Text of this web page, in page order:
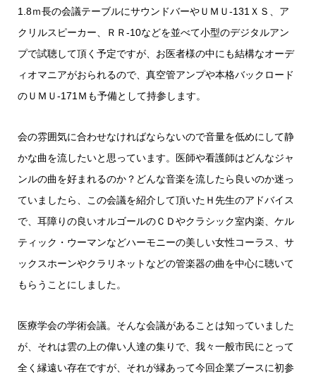
1.8ｍ長の会議テーブルにサウンドバーやＵＭＵ-131ＸＳ、ア
クリルスピーカー、ＲＲ-10などを並べて小型のデジタルアン
プで試聴して頂く予定ですが、お医者様の中にも結構なオーデ
ィオマニアがおられるので、真空管アンプや本格バックロード
のＵＭＵ-171Ｍも予備として持参します。
会の雰囲気に合わせなければならないので音量を低めにして静
かな曲を流したいと思っています。医師や看護師はどんなジャ
ンルの曲を好まれるのか？どんな音楽を流したら良いのか迷っ
ていましたら、この会議を紹介して頂いたＨ先生のアドバイス
で、耳障りの良いオルゴールのＣＤやクラシック室内楽、ケル
ティック・ウーマンなどハーモニーの美しい女性コーラス、サ
ックスホーンやクラリネットなどの管楽器の曲を中心に聴いて
もらうことにしました。
医療学会の学術会議。そんな会議があることは知っていました
が、それは雲の上の偉い人達の集りで、我々一般市民にとって
全く縁遠い存在ですが、それが縁あって今回企業ブースに初参